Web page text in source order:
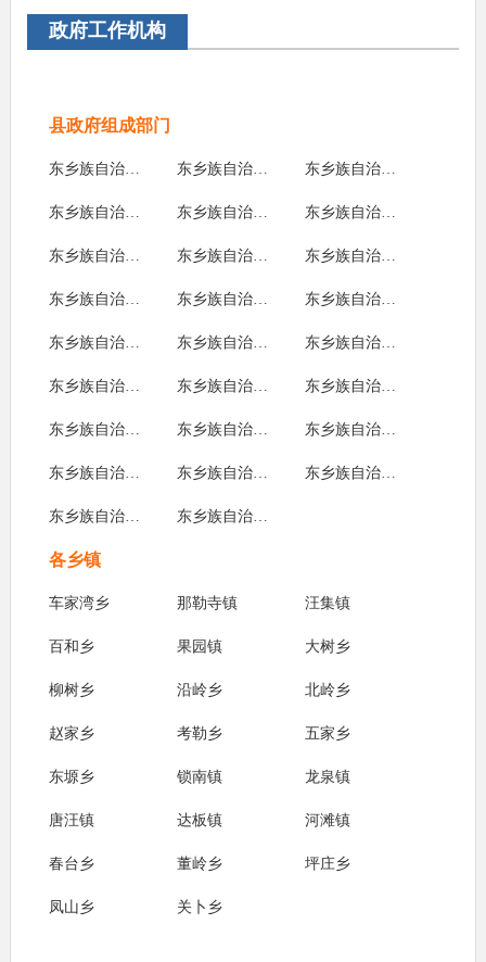
政府工作机构
县政府组成部门
东乡族自治县生态管理局 东乡族自治县文体广电和旅游局 东乡族自治县民政局
东乡族自治县科学技术局 东乡族自治县退役军人事务局 东乡族自治县自然资源局
东乡族自治县审计局 东乡族自治县交通局（东乡县交通运输综合行政执法队） 东乡族自治县住建局
东乡族自治县统计局 东乡族自治县环保局 东乡族自治县财政局
东乡族自治县发改局 东乡族自治县应急管理局 东乡族自治县卫生健康局
东乡族自治县工信局 东乡族自治县人社局 东乡族自治县司法局
东乡族自治县农业农村局（东乡县农业综合行政执法队） 东乡族自治县水务局 东乡族自治县商务局
东乡族自治县教育局 东乡族自治县医保局 东乡族自治县市场监管局（东乡县市场监管综合行政执法队）
东乡族自治县公安局 东乡族自治县税务局
各乡镇
车家湾乡 那勒寺镇 汪集镇
百和乡 果园镇 大树乡
柳树乡 沿岭乡 北岭乡
赵家乡 考勒乡 五家乡
东塬乡 锁南镇 龙泉镇
唐汪镇 达板镇 河滩镇
春台乡 董岭乡 坪庄乡
凤山乡 关卜乡